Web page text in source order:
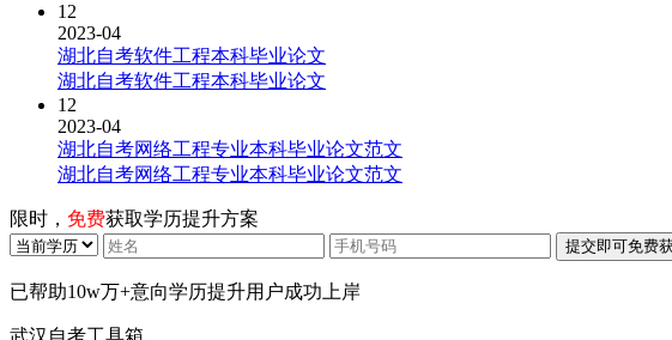
12
2023-04
湖北自考软件工程本科毕业论文
湖北自考软件工程本科毕业论文
12
2023-04
湖北自考网络工程专业本科毕业论文范文
湖北自考网络工程专业本科毕业论文范文
限时， 免费获取学历提升方案
已帮助10w万+意向学历提升用户成功上岸